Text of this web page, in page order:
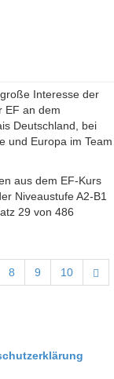
Interesse der
EF an dem
Deutschland, bei
und Europa im Team
aus dem EF-Kurs
Niveaustufe A2-B1
29 von 486
8 9 10